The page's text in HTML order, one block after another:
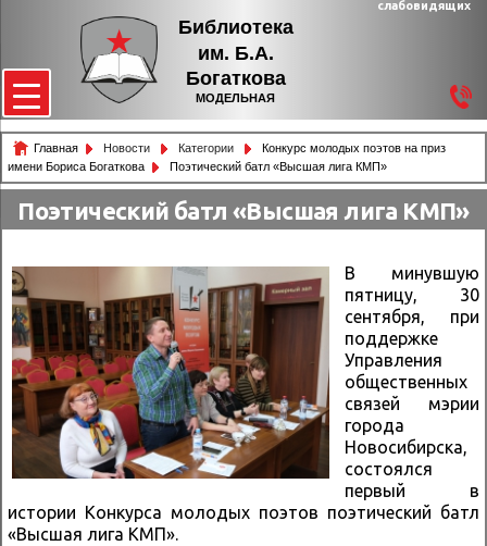
Библиотека
им. Б.А.
Богаткова
МОДЕЛЬНАЯ
слабовидящих
Главная Новости Категории
Конкурс молодых поэтов на приз
имени Бориса Богаткова
Поэтический батл «Высшая лига КМП»
Поэтический батл «Высшая лига КМП»
В минувшую
пятницу, 30
сентября, при
поддержке
Управления
общественных
связей мэрии
города
Новосибирска,
состоялся
первый в
истории Конкурса молодых поэтов поэтический батл
«Высшая лига КМП».